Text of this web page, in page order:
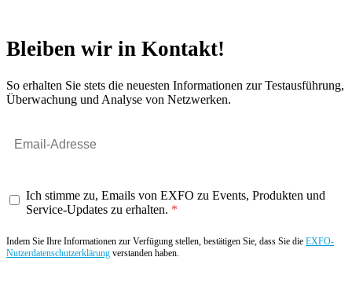
Bleiben wir in Kontakt!
So erhalten Sie stets die neuesten Informationen zur Testausführung,
Überwachung und Analyse von Netzwerken.
Ich stimme zu, Emails von EXFO zu Events, Produkten und
Service-Updates zu erhalten.
Indem Sie Ihre Informationen zur Verfügung stellen, bestätigen Sie, dass Sie die EXFO-
Nutzerdatenschutzerklärung verstanden haben.